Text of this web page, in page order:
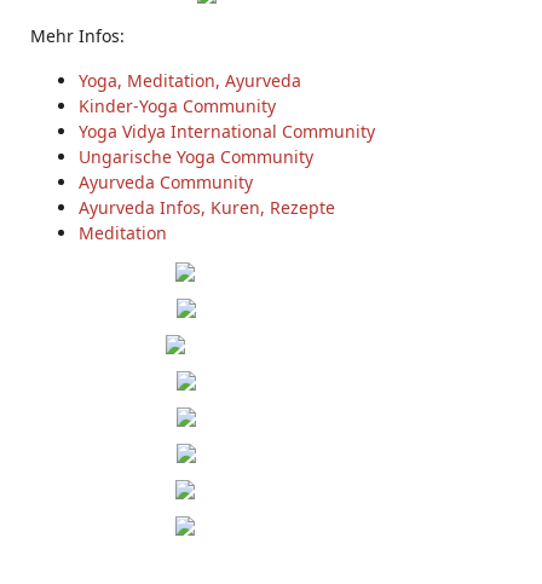
Mehr Infos:
Yoga, Meditation, Ayurveda
Kinder-Yoga Community
Yoga Vidya International Community
Ungarische Yoga Community
Ayurveda Community
Ayurveda Infos, Kuren, Rezepte
Meditation